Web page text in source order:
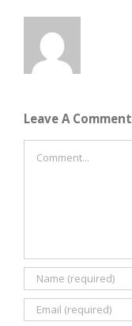
Leave A Comment